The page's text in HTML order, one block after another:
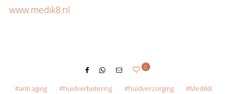
www.medik8.nl
0
anti aging huidverbetering huidverzorging
Medik8